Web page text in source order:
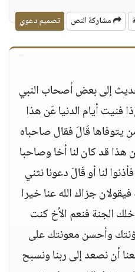
مشاركة النص تصميم دعوي
إلى بعض أصحاب النبي
فنيت أيام الدنيا عَن هذا
يتوفاها قَالَ فقال صاحباه
هذا قد كان لنا أخا وصاحبا
لنا أو قَالَ دعونا نثني
جزاك الله عنا خيرا
الجنة فنعم الأخ كنت
وأحسن معونتك على
أن نصعد إلى ربنا ونسبح